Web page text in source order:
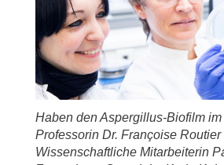
Haben den Aspergillus-Biofilm
Professorin Dr. Françoise
Wissenschaftliche Mitarbeiterin